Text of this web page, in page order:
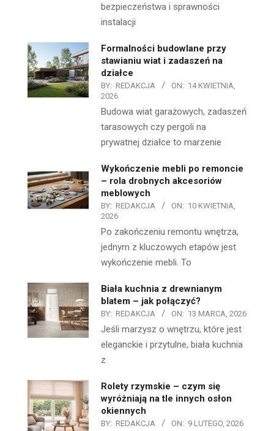
bezpieczeństwa i sprawności
instalacji
Formalności budowlane przy
stawianiu wiat i zadaszeń na
działce
BY: REDAKCJA ON: 14 KWIETNIA,
2026
Budowa wiat garażowych, zadaszeń
tarasowych czy pergoli na
prywatnej działce to marzenie
Wykończenie mebli po remoncie
– rola drobnych akcesoriów
meblowych
BY: REDAKCJA ON: 10 KWIETNIA,
2026
Po zakończeniu remontu wnętrza,
jednym z kluczowych etapów jest
wykończenie mebli. To
Biała kuchnia z drewnianym
blatem – jak połączyć?
BY: REDAKCJA ON: 13 MARCA, 2026
Jeśli marzysz o wnętrzu, które jest
eleganckie i przytulne, biała kuchnia
z
Rolety rzymskie – czym się
wyróżniają na tle innych osłon
okiennych
BY: REDAKCJA ON: 9 LUTEGO, 2026